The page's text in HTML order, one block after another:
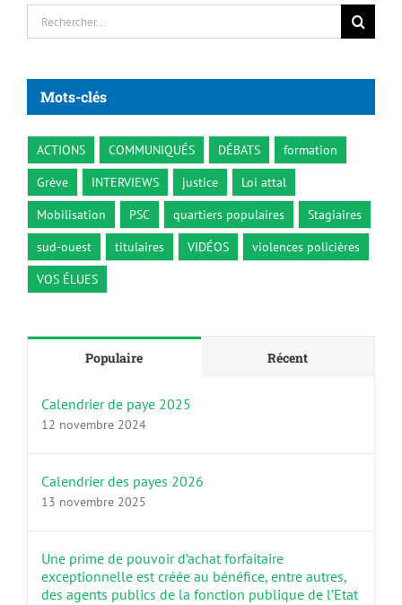
Rechercher:
Mots-clés
ACTIONS COMMUNIQUÉS DÉBATS
formation
Grève
INTERVIEWS justice
Loi attal
Mobilisation
PSC quartiers populaires
Stagiaires
sud-ouest
titulaires VIDÉOS
violences policières
VOS ÉLUES
Populaire Récent
Calendrier de paye 2025
12 novembre 2024
Calendrier des payes 2026
13 novembre 2025
Une prime de pouvoir d’achat forfaitaire
exceptionnelle est créée au bénéfice, entre autres,
des agents publics de la fonction publique de l’Etat